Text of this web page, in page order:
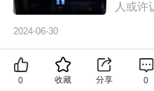
人或许
此，
2024-06-30
精选推荐
0 收藏 分享 0